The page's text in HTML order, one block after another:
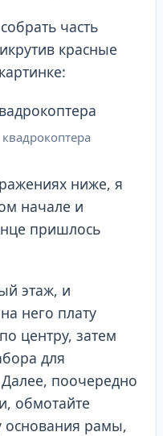
часть
красные
ниже, я
начале и
пришлось
этаж, и
него плату
центру, затем
для
поочередно
обмотайте
основания рамы,